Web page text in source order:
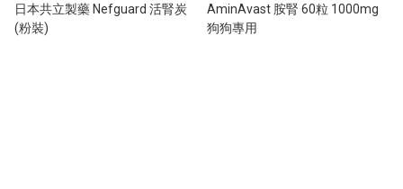
日本共立製藥 Nefguard 活腎炭
(粉裝)
AminAvast 胺腎 60粒 1000mg
狗狗專用